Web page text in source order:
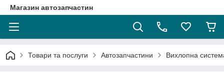
Магазин автозапчастин
Товари та послуги Автозапчастини Вихлопна